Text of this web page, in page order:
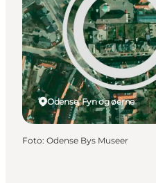
Planlæg din tur
Inspiration
Odense, Fyn og øerne
Foto: Odense Bys Museer